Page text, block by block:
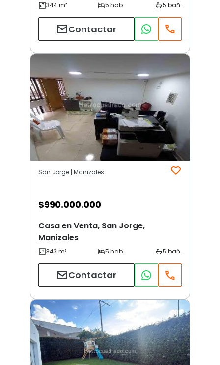
Contactar
San Jorge | Manizales
$990.000.000
Casa en Venta, San Jorge,
Manizales
Contactar